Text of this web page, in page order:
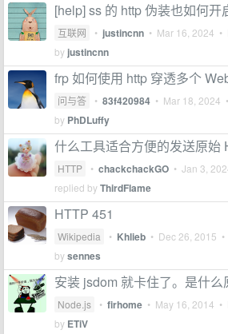
[help] ss 的 http 伪装也如何开
互联网 • justincnn • Mar 16, 2024 •
by justincnn
frp 如何使用 http 穿透多个
问与答 • 83f420984 • Mar 18, 2024
by PhDLuffy
什么工具适合方便的发送原始
HTTP • chackchackGO • Jan 3,
replied byThirdFlame
HTTP 451
Wikipedia • Khlieb • Dec 26, 2015
bysennes
安装 jsdom 就卡住了。是什么
Node.js • firhome • May 16, 2014 •
by ETiV